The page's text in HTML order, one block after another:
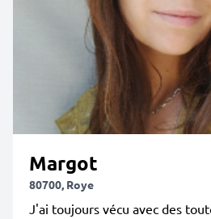
Margot
80700, Roye
J'ai toujours vécu avec des